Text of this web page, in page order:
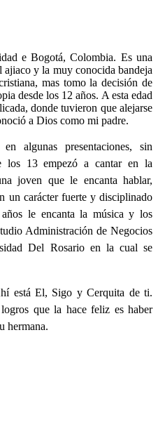
e Bogotá, Colombia. Es una
ajiaco y la muy conocida bandeja
mas tomo la decisión de
desde los 12 años. A esta edad
donde tuvieron que alejarse
a Dios como mi padre.
algunas presentaciones, sin
los 13 empezó a cantar en la
joven que le encanta hablar,
un carácter fuerte y disciplinado
le encanta la música y los
Administración de Negocios
Del Rosario en la cual se
está El, Sigo y Cerquita de ti.
que la hace feliz es haber
hermana.